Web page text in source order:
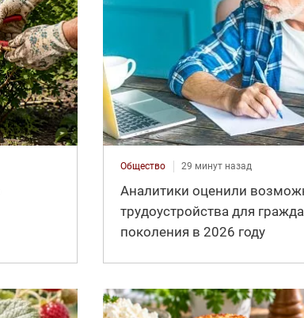
Общество 29 минут назад
Аналитики оценили
трудоустройства для
поколения в 2026 году